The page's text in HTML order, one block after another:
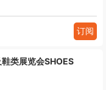
订阅
类展览会SHOES